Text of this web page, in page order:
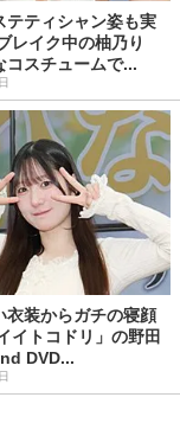
テティシャン姿も実
レイク中の柚乃り
コスチュームで...
衣装からガチの寝顔
イトコドリ」の野田
DVD...